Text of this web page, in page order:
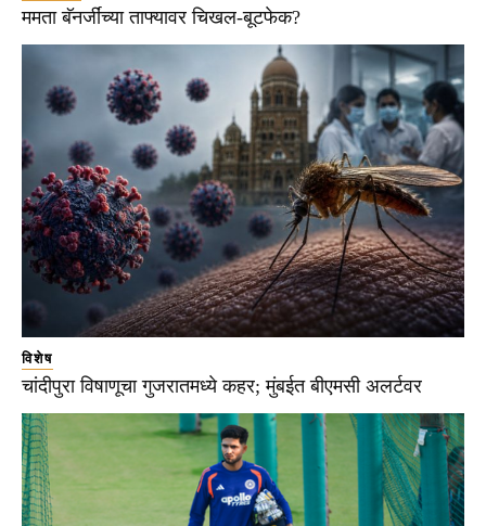
ममता बॅनर्जींच्या ताफ्यावर चिखल-बूटफेक?
विशेष
चांदीपुरा विषाणूचा गुजरातमध्ये कहर; मुंबईत बीएमसी अलर्टवर